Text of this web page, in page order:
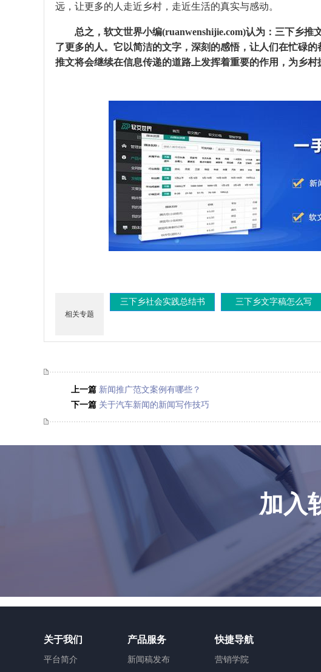
远，让更多的人走近乡村，走近生活的真实与感动。
总之， 软文世界小编(ruanwenshijie.com)认为： 三下乡推
了更多的人。它以简洁的文字，深刻的感悟，让人们在忙碌
推文将会继续在信息传递的道路上发挥着重要的作用，为乡村
相关专题
三下乡社会实践总结书 三下乡文字稿怎么写
上一篇 新闻推广范文案例有哪些？
下一篇 关于汽车新闻的新闻写作技巧
加入
关于我们
平台简介
产品服务
新闻稿发布
快捷导航
营销学院